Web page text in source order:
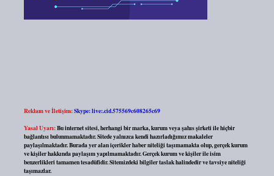
Reklam ve İletişim:Skype: live:.cid.575569c608265c69
Yasal Uyarı:Bu internet sitesi, herhangi bir marka, kurum veya şahıs şirketi ile hiçbir
bağlantısı bulunmamaktadır. Sitede yalnızca kendi hazırladığımız makaleler
paylaşılmaktadır. Burada yer alan içerikler haber niteliği taşımamakta olup, gerçek kurum
ve kişiler hakkında paylaşım yapılmamaktadır. Gerçek kurum ve kişiler ile isim
benzerlikleri tamamen tesadüfidir. Sitemizdeki bilgiler taslak halindedir ve tavsiye niteliği
taşımazlar.